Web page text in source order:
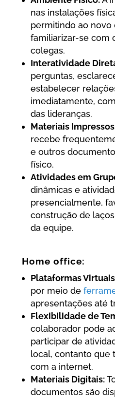
nas instalações
permitindo ao novo
familiarizar-se com
colegas.
Interatividade
perguntas,
estabelecer
imediatamente,
das lideranças.
Materiais
recebe
e outros
físico.
Atividades em
dinâmicas e
presencialmente,
construção de
da equipe.
Home office:
Plataformas
por meio de
apresentações até
Flexibilidade de
colaborador pode
participar de
local, contanto que
com a internet.
Materiais Digitais:
documentos são